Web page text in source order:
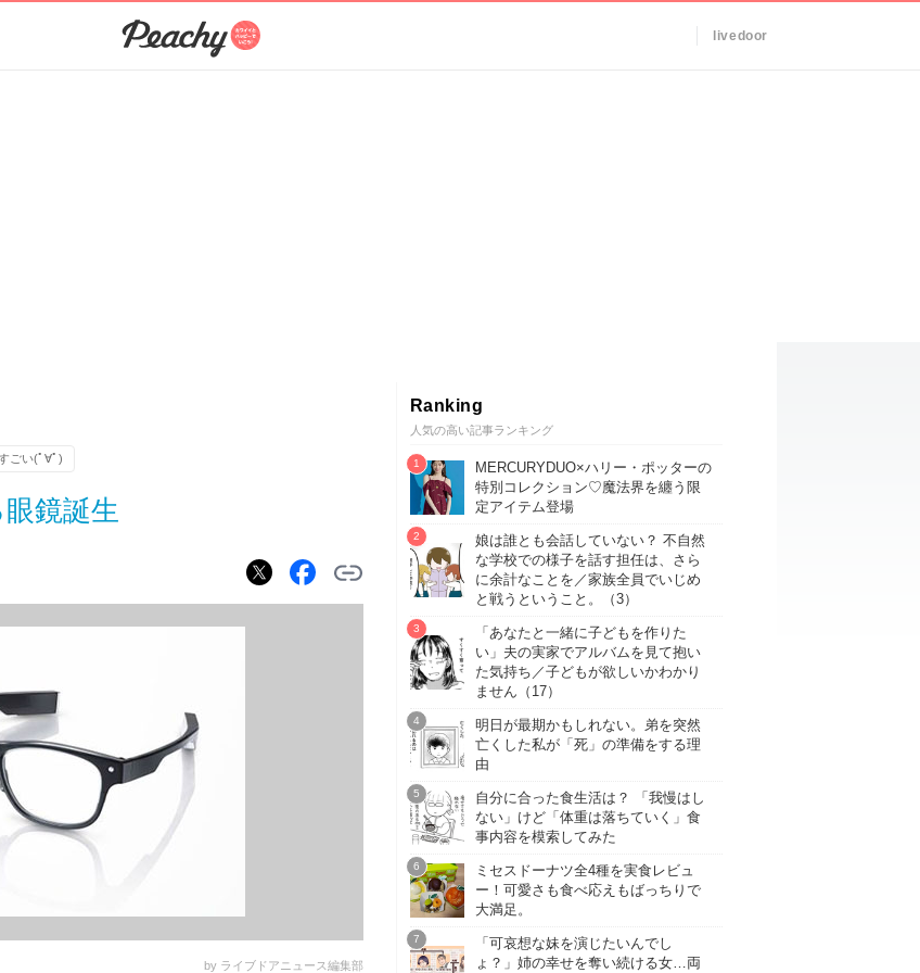
livedoor
ごい(ﾟ∀ﾟ)
鏡誕生
by ライブドアニュース編集部
Ranking
人気の高い記事ランキング
MERCURYDUO×ハリー・ポッターの
特別コレクション♡魔法界を纏う限
定アイテム登場
娘は誰とも会話していない？ 不自然
な学校での様子を話す担任は、さら
に余計なことを／家族全員でいじめ
と戦うということ。（3）
「あなたと一緒に子どもを作りた
い」夫の実家でアルバムを見て抱い
た気持ち／子どもが欲しいかわかり
ません（17）
明日が最期かもしれない。弟を突然
亡くした私が「死」の準備をする理
由
自分に合った食生活は？ 「我慢はし
ない」けど「体重は落ちていく」食
事内容を模索してみた
ミセスドーナツ全4種を実食レビュ
ー！可愛さも食べ応えもばっちりで
大満足。
「可哀想な妹を演じたいんでし
ょ？」姉の幸せを奪い続ける女…両